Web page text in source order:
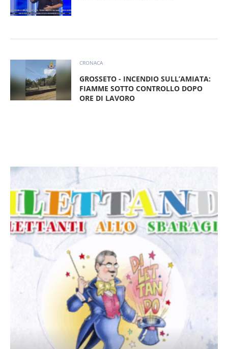
CRONACA
GROSSETO - INCENDIO SULL’AMIATA:
FIAMME SOTTO CONTROLLO DOPO
ORE DI LAVORO